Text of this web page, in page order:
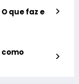
O que faz e